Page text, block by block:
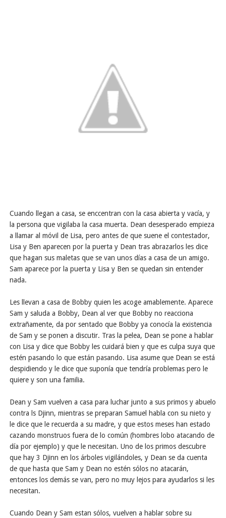
Cuando llegan a casa, se enccentran con la casa abierta y vacía, y
la persona que vigilaba la casa muerta. Dean desesperado empieza
a llamar al móvil de Lisa, pero antes de que suene el contestador,
Lisa y Ben aparecen por la puerta y Dean tras abrazarlos les dice
que hagan sus maletas que se van unos días a casa de un amigo.
Sam aparece por la puerta y Lisa y Ben se quedan sin entender
nada.
Les llevan a casa de Bobby quien les acoge amablemente. Aparece
Sam y saluda a Bobby, Dean al ver que Bobby no reacciona
extrañamente, da por sentado que Bobby ya conocía la existencia
de Sam y se ponen a discutir. Tras la pelea, Dean se pone a hablar
con Lisa y dice que Bobby les cuidará bien y que es culpa suya que
estén pasando lo que están pasando. Lisa asume que Dean se está
despidiendo y le dice que suponía que tendría problemas pero le
quiere y son una familia.
Dean y Sam vuelven a casa para luchar junto a sus primos y abuelo
contra ls Djinn, mientras se preparan Samuel habla con su nieto y
le dice que le recuerda a su madre, y que estos meses han estado
cazando monstruos fuera de lo común (hombres lobo atacando de
día por ejemplo) y que le necesitan. Uno de los primos descubre
que hay 3 Djinn en los árboles vigilándoles, y Dean se da cuenta
de que hasta que Sam y Dean no estén sólos no atacarán,
entonces los demás se van, pero no muy lejos para ayudarlos si les
necesitan.
Cuando Dean y Sam estan sólos, vuelven a hablar sobre su